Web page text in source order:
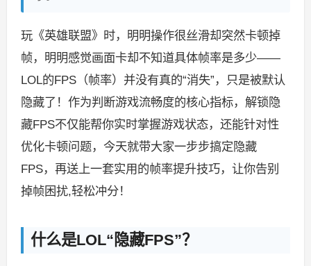
玩《英雄联盟》时，明明操作很丝滑却突然卡顿掉
帧，明明感觉画面卡却不知道具体帧率是多少——
LOL的FPS（帧率）并没有真的“消失”，只是被默认
隐藏了！作为判断游戏流畅度的核心指标，解锁隐
藏FPS不仅能帮你实时掌握游戏状态，还能针对性
优化卡顿问题，今天就带大家一步步搞定隐藏
FPS，再送上一套实用的帧率提升技巧，让你告别
掉帧困扰,轻松冲分！
什么是LOL“隐藏FPS”？